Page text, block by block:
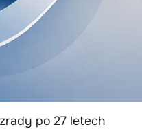
po 27 letech